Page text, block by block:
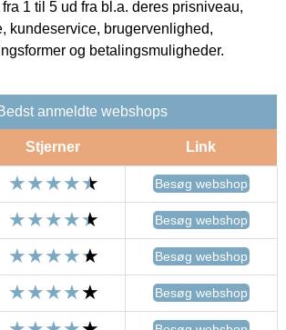
1 til 5 ud fra bl.a. deres prisniveau,
kundeservice, brugervenlighed,
og betalingsmuligheder.
anmeldte webshops
Stjerner Link
Besøg webshop
Besøg webshop
Besøg webshop
Besøg webshop